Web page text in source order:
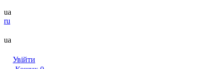
ua
ru
ua
Увійти